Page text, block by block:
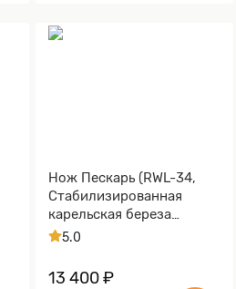
Нож Пескарь (RWL-34,
Стабилизированная
карельская береза
лазурная, Латунь,
Stonewash)
5.0
13 400 ₽